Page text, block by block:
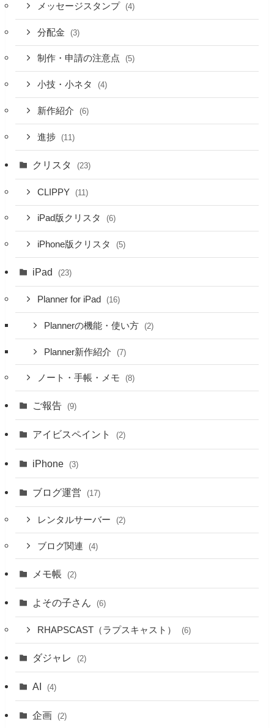
メッセージスタンプ (4)
分配金 (3)
制作・申請の注意点 (5)
小技・小ネタ (4)
新作紹介 (6)
進捗 (11)
クリスタ (23)
CLIPPY (11)
iPad版クリスタ (6)
iPhone版クリスタ (5)
iPad (23)
Planner for iPad (16)
Plannerの機能・使い方 (2)
Planner新作紹介 (7)
ノート・手帳・メモ (8)
ご報告 (9)
アイビスペイント (2)
iPhone (3)
ブログ運営 (17)
レンタルサーバー (2)
ブログ関連 (4)
メモ帳 (2)
よその子さん (6)
RHAPSCAST（ラプスキャスト） (6)
ダジャレ (2)
AI (4)
企画 (2)